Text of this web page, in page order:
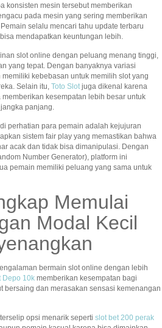
konsisten mesin tersebut memberikan
pada mesin yang sering memberikan
selalu mencari tahu update terbaru
mendapatkan keuntungan lebih.
slot online dengan peluang menang tinggi,
yang tepat. Dengan banyaknya variasi
kebebasan untuk memilih slot yang
Selain itu, Toto Slot juga dikenal karena
kesempatan lebih besar untuk
panjang.
perhatian para pemain adalah kejujuran
sistem fair play yang memastikan bahwa
acak dan tidak bisa dimanipulasi. Dengan
Number Generator), platform ini
pemain memiliki peluang yang sama untuk
Memulai
Modal Kecil
bermain slot online dengan lebih
Depo 10k memberikan kesempatan bagi
bersaing dan merasakan sensasi kemenangan
opsi menarik seperti slot bet 200 perak